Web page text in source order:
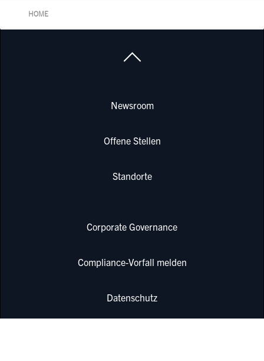
HOME
Newsroom
Offene Stellen
Standorte
Corporate Governance
Compliance-Vorfall melden
Datenschutz